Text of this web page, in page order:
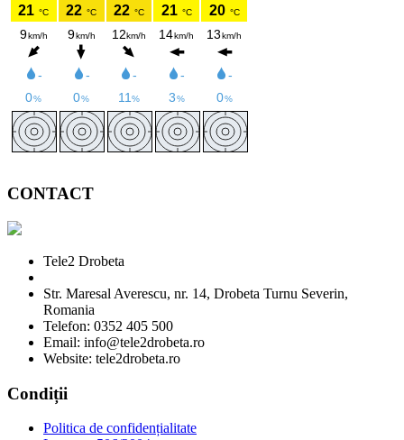
CONTACT
Tele2 Drobeta
Str. Maresal Averescu, nr. 14, Drobeta Turnu Severin,
Romania
Telefon: 0352 405 500
Email: info@tele2drobeta.ro
Website: tele2drobeta.ro
Condiții
Politica de confidențialitate